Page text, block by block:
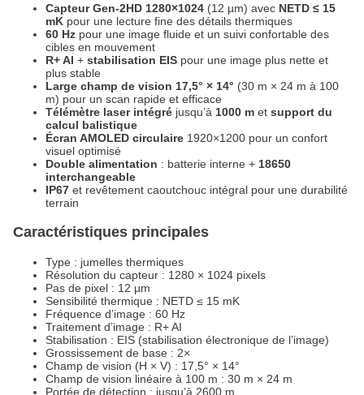
Capteur Gen-2HD 1280×1024 (12 µm) avec NETD ≤ 15
mK pour une lecture fine des détails thermiques
60 Hz pour une image fluide et un suivi confortable des
cibles en mouvement
R+ AI + stabilisation EIS pour une image plus nette et
plus stable
Large champ de vision 17,5° × 14° (30 m × 24 m à 100
m) pour un scan rapide et efficace
Télémètre laser intégré jusqu’à 1000 m et support du
calcul balistique
Écran AMOLED circulaire 1920×1200 pour un confort
visuel optimisé
Double alimentation : batterie interne + 18650
interchangeable
IP67 et revêtement caoutchouc intégral pour une durabilité
terrain
Caractéristiques principales
Type : jumelles thermiques
Résolution du capteur : 1280 × 1024 pixels
Pas de pixel : 12 µm
Sensibilité thermique : NETD ≤ 15 mK
Fréquence d’image : 60 Hz
Traitement d’image : R+ AI
Stabilisation : EIS (stabilisation électronique de l’image)
Grossissement de base : 2×
Champ de vision (H × V) : 17,5° × 14°
Champ de vision linéaire à 100 m : 30 m × 24 m
Portée de détection : jusqu’à 2600 m